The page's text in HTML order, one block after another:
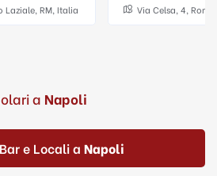
Laziale, RM, Italia Via Celsa, 4,
a Napoli
e Locali a Napoli